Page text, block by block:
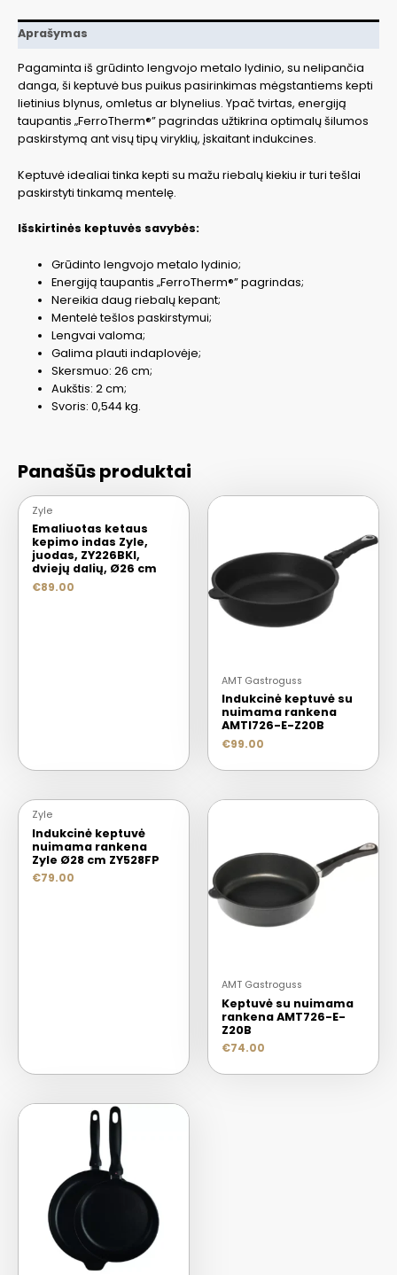
Aprašymas
Pagaminta iš grūdinto lengvojo metalo lydinio, su nelipančia
danga, ši keptuvė bus puikus pasirinkimas mėgstantiems kepti
lietinius blynus, omletus ar blynelius. Ypač tvirtas, energiją
taupantis „FerroTherm®” pagrindas užtikrina optimalų šilumos
paskirstymą ant visų tipų viryklių, įskaitant indukcines.
Keptuvė idealiai tinka kepti su mažu riebalų kiekiu ir turi tešlai
paskirstyti tinkamą mentelę.
Išskirtinės keptuvės savybės:
Grūdinto lengvojo metalo lydinio;
Energiją taupantis „FerroTherm®” pagrindas;
Nereikia daug riebalų kepant;
Mentelė tešlos paskirstymui;
Lengvai valoma;
Galima plauti indaplovėje;
Skersmuo: 26 cm;
Aukštis: 2 cm;
Svoris: 0,544 kg.
Panašūs produktai
Zyle
Emaliuotas ketaus
kepimo indas Zyle,
juodas, ZY226BKI,
dviejų dalių, Ø26 cm
€89.00
AMT Gastroguss
Indukcinė keptuvė su
nuimama rankena
AMTI726-E-Z20B
€99.00
Zyle
Indukcinė keptuvė
nuimama rankena
Zyle Ø28 cm ZY528FP
€79.00
AMT Gastroguss
Keptuvė su nuimama
rankena AMT726-E-
Z20B
€74.00